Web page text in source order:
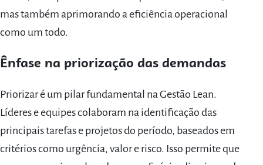
mas também aprimorando a eficiência operacional
como um todo.
Ênfase na priorização das demandas
Priorizar é um pilar fundamental na Gestão Lean.
Líderes e equipes colaboram na identificação das
principais tarefas e projetos do período, baseados em
critérios como urgência, valor e risco. Isso permite que